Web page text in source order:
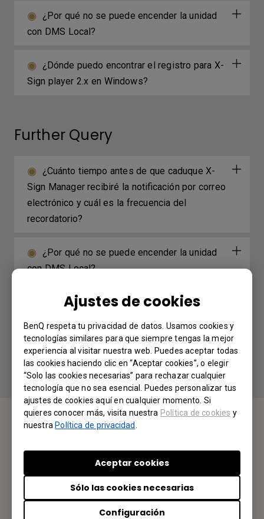
Ajustes de cookies
BenQ respeta tu privacidad de datos. Usamos cookies y
tecnologías similares para que siempre tengas la mejor
experiencia al visitar nuestra web. Puedes aceptar todas
las cookies haciendo clic en “Aceptar cookies”, o elegir
“Solo las cookies necesarias” para rechazar cualquier
tecnología que no sea esencial. Puedes personalizar tus
ajustes de cookies aquí en cualquier momento. Si
quieres conocer más, visita nuestra Política de cookies y
nuestraPolítica de privacidad
Configuración
Sólo las cookies necesarias
Aceptar cookies
¿Por qué no se puede encender la unidad
con DMS Local?
¿Dónde puedo encontrar el registro para X-
Sign player 2.x en Windows?
Further Query
¿Cuánto tiempo antes de que caduque X-
Sign Manager recibiré la notificación por correo
electrónico y cuál es la frecuencia del
recordatorio?
¿Por qué no se puede encender la unidad
con DMS Local?
¿Dónde puedo encontrar el registro para X-
Nos encantaría saber de usted.
Envíenos un Email